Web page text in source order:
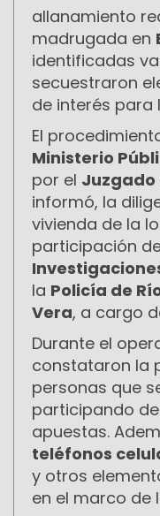
allanamiento
madrugada en
identificadas
secuestraron
de interés para
El
Ministerio
por el
informó, la
vivienda de la
participación
la Policía de
Vera, a cargo
Durante el
constataron la
personas que
participando
apuestas.
teléfonos
y otros
en el marco de